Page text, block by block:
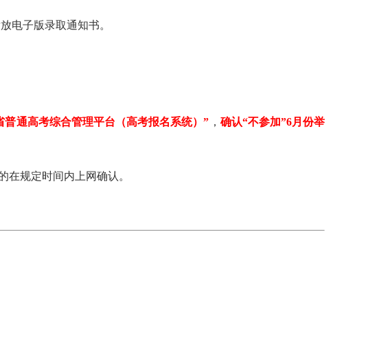
放电子版录取通知书。
普通高考综合管理平台（高考报名系统）” ， 确认“不参加”6月份举
规定时间内上网确认。